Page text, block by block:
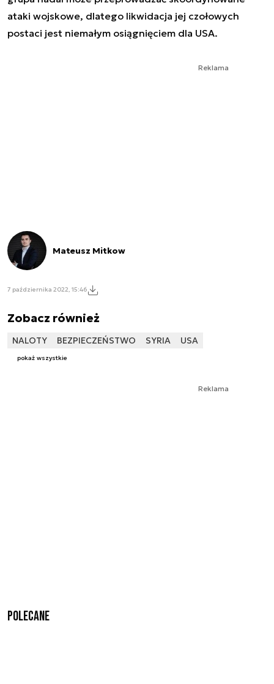
ataki wojskowe, dlatego likwidacja jej czołowych
postaci jest niemałym osiągnięciem dla USA.
Reklama
Mateusz Mitkow
7 października 2022, 15:46
Zobacz również
NALOTY BEZPIECZEŃSTWO SYRIA USA
pokaż wszystkie
Reklama
Polecane